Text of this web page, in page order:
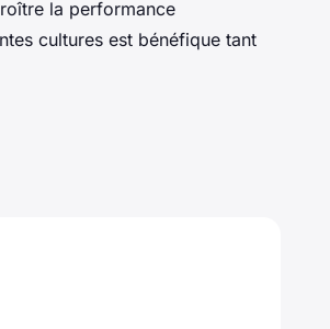
la performance
cultures est bénéfique tant